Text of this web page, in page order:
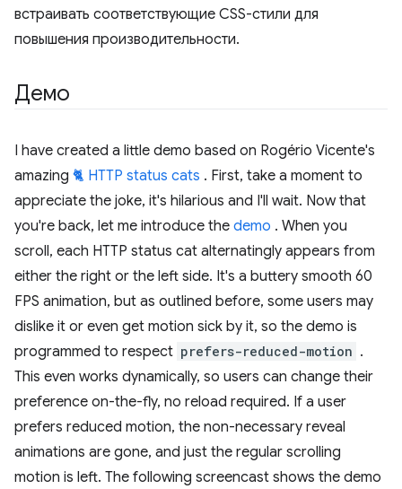
встраивать соответствующие CSS-стили для
повышения производительности.
Демо
I have created a little demo based on Rogério Vicente's
amazing 🐈 HTTP status cats . First, take a moment to
appreciate the joke, it's hilarious and I'll wait. Now that
you're back, let me introduce the demo . When you
scroll, each HTTP status cat alternatingly appears from
either the right or the left side. It's a buttery smooth 60
FPS animation, but as outlined before, some users may
dislike it or even get motion sick by it, so the demo is
programmed to respect prefers-reduced-motion .
This even works dynamically, so users can change their
preference on-the-fly, no reload required. If a user
prefers reduced motion, the non-necessary reveal
animations are gone, and just the regular scrolling
motion is left. The following screencast shows the demo